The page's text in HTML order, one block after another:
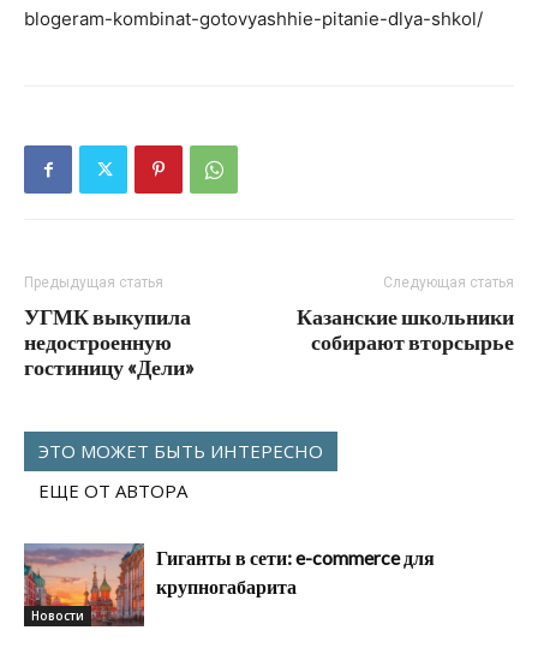
blogeram-kombinat-gotovyashhie-pitanie-dlya-shkol/
Предыдущая статья
УГМК выкупила
недостроенную
гостиницу «Дели»
Следующая статья
Казанские школьники
собирают вторсырье
ЭТО МОЖЕТ БЫТЬ ИНТЕРЕСНО
ЕЩЕ ОТ АВТОРА
Новости
Гиганты в сети: e-commerce для
крупногабарита